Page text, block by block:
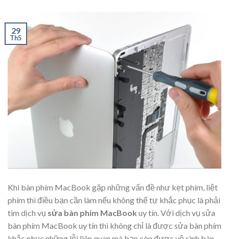
29
Th5
Khi bàn phím MacBook gặp những vấn đề như kẹt phím, liệt
phím thì điều bạn cần làm nếu không thể tự khắc phục là phải
tìm dịch vụ sửa bàn phím MacBook uy tín. Với dịch vụ sửa
bàn phím MacBook uy tín thì không chỉ là được sửa bàn phím